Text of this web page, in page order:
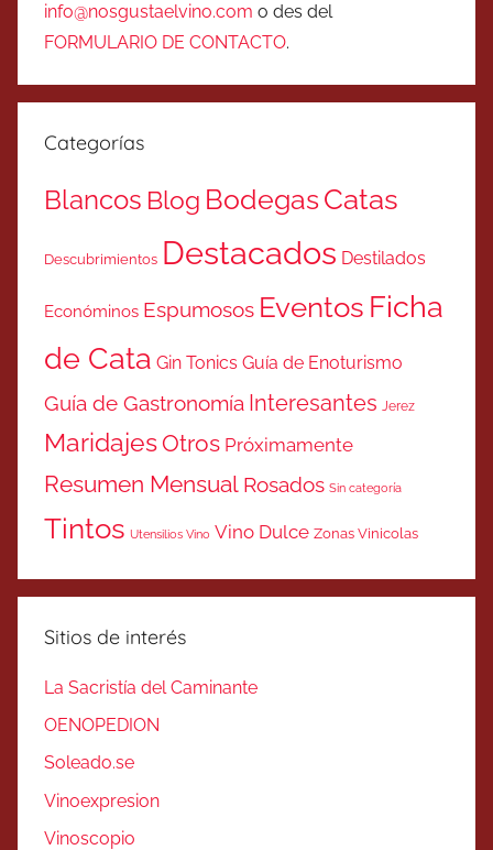
info@nosgustaelvino.com o des del
FORMULARIO DE CONTACTO.
Categorías
Blancos Blog BodegasCatas
Descubrimientos Destacados Destilados
Económinos Espumosos Eventos Ficha
de Cata Gin Tonics Guía de Enoturismo
Guía de Gastronomía Interesantes Jerez
MaridajesOtros Próximamente
Resumen Mensual Rosados Sin categoría
Tintos Utensilios Vino Vino Dulce Zonas Vinicolas
Sitios de interés
La Sacristía del Caminante
OENOPEDION
Soleado.se
Vinoexpresion
Vinoscopio